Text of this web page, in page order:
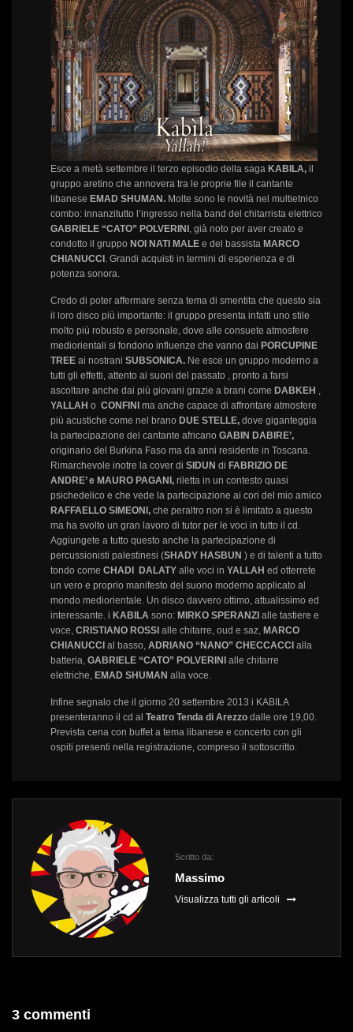
Esce a metà settembre il terzo episodio della saga KABILA, il
gruppo aretino che annovera tra le proprie file il cantante
libanese EMAD SHUMAN. Molte sono le novità nel multietnico
combo: innanzitutto l’ingresso nella band del chitarrista elettrico
GABRIELE “CATO” POLVERINI, già noto per aver creato e
condotto il gruppo NOI NATI MALE e del bassista MARCO
CHIANUCCI. Grandi acquisti in termini di esperienza e di
potenza sonora.
Credo di poter affermare senza tema di smentita che questo sia
il loro disco più importante: il gruppo presenta infatti uno stile
molto più robusto e personale, dove alle consuete atmosfere
mediorientali si fondono influenze che vanno dai PORCUPINE
TREEai nostrani SUBSONICA. Ne esce un gruppo moderno a
tutti gli effetti, attento ai suoni del passato , pronto a farsi
ascoltare anche dai più giovani grazie a brani come DABKEH
YALLAH o CONFINI ma anche capace di affrontare atmosfere
più acustiche come nel brano DUE STELLE, dove giganteggia
la partecipazione del cantante africano GABIN DABIRE’,
originario del Burkina Faso ma da anni residente in Toscana.
Rimarchevole inotre la cover di SIDUN di FABRIZIO DE
ANDRE’ e MAURO PAGANI, riletta in un contesto quasi
psichedelico e che vede la partecipazione ai cori del mio amico
RAFFAELLO SIMEONI, che peraltro non si è limitato a questo
ma ha svolto un gran lavoro di tutor per le voci in tutto il cd.
Aggiungete a tutto questo anche la partecipazione di
percussionisti palestinesi (SHADY HASBUN ) e di talenti a tutto
tondo come CHADI DALATYalle voci in YALLAH ed otterrete
un vero e proprio manifesto del suono moderno applicato al
mondo mediorientale. Un disco davvero ottimo, attualissimo ed
interessante. i KABILA sono: MIRKO SPERANZIalle tastiere e
voce, CRISTIANO ROSSIalle chitarre, oud e saz, MARCO
CHIANUCCIal basso, ADRIANO “NANO” CHECCACCIalla
batteria, GABRIELE “CATO” POLVERINIalle chitarre
elettriche, EMAD SHUMAN alla voce.
Infine segnalo che il giorno 20 settembre 2013 i KABILA
presenteranno il cd al Teatro Tenda di Arezzodalle ore 19,00.
Prevista cena con buffet a tema libanese e concerto con gli
ospiti presenti nella registrazione, compreso il sottoscritto.
Scritto da:
Massimo
Visualizza tutti gli articoli
3 commenti